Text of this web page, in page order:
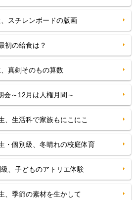
スチレンボードの版画
初の給食は？
真剣そのもの算数
会～12月は人権月間～
、生活科で家族もにこにこ
・個別級、冬晴れの校庭体育
、子どものアトリエ体験
、季節の素材を生かして